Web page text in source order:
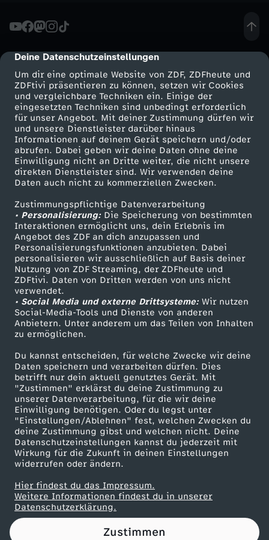
cmp-dialog-description
Deine Datenschutzeinstellungen
Um dir eine optimale Website von ZDF, ZDFheute und
ZDFtivi präsentieren zu können, setzen wir Cookies
und vergleichbare Techniken ein. Einige der
eingesetzten Techniken sind unbedingt erforderlich
für unser Angebot. Mit deiner Zustimmung dürfen wir
und unsere Dienstleister darüber hinaus
Informationen auf deinem Gerät speichern und/oder
abrufen. Dabei geben wir deine Daten ohne deine
Einwilligung nicht an Dritte weiter, die nicht unsere
direkten Dienstleister sind. Wir verwenden deine
Daten auch nicht zu kommerziellen Zwecken.
Zustimmungspflichtige Datenverarbeitung
• Personalisierung:Die Speicherung von bestimmten
Interaktionen ermöglicht uns, dein Erlebnis im
Angebot des ZDF an dich anzupassen und
Personalisierungsfunktionen anzubieten. Dabei
personalisieren wir ausschließlich auf Basis deiner
Nutzung von ZDF Streaming, der ZDFheute und
ZDFtivi. Daten von Dritten werden von uns nicht
verwendet.
• Social Media und externe Drittsysteme:Wir nutzen
Social-Media-Tools und Dienste von anderen
Anbietern. Unter anderem um das Teilen von Inhalten
zu ermöglichen.
Du kannst entscheiden, für welche Zwecke wir deine
Daten speichern und verarbeiten dürfen. Dies
betrifft nur dein aktuell genutztes Gerät. Mit
"Zustimmen" erklärst du deine Zustimmung zu
unserer Datenverarbeitung, für die wir deine
Einwilligung benötigen. Oder du legst unter
"Einstellungen/Ablehnen" fest, welchen Zwecken du
deine Zustimmung gibst und welchen nicht. Deine
Datenschutzeinstellungen kannst du jederzeit mit
Wirkung für die Zukunft in deinen Einstellungen
widerrufen oder ändern.
Hier findest du das Impressum.
Weitere Informationen findest du in unserer
Datenschutzerklärung.
Zustimmen
i
n
-
T
R
A
I
L
E
R
-
W
e
g
o
h
a
r
Mehr ZDF
ZDF-Apps
Smart TV
ZDFtext
Livestreams
Sendungen A-Z
TV-Programm
Service
ZDFmitreden
Kontakt zum ZDF
Tickets
Zuschauerservice
Hilfe
ZDF Unternehmen
Karriere
ZDF goes Schule
Werbefernsehen
Mainzelmännchen
Partner